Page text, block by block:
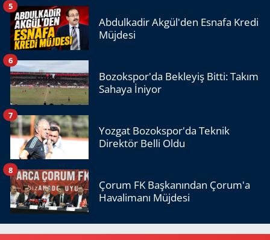
Abdulkadir Akgül'den Esnafa Kredi
Müjdesi
5
Bozokspor'da Bekleyiş Bitti: Takım
Sahaya İniyor
6
Yozgat Bozokspor'da Teknik
Direktör Belli Oldu
7
Çorum FK Başkanından Çorum'a
Havalimanı Müjdesi
8